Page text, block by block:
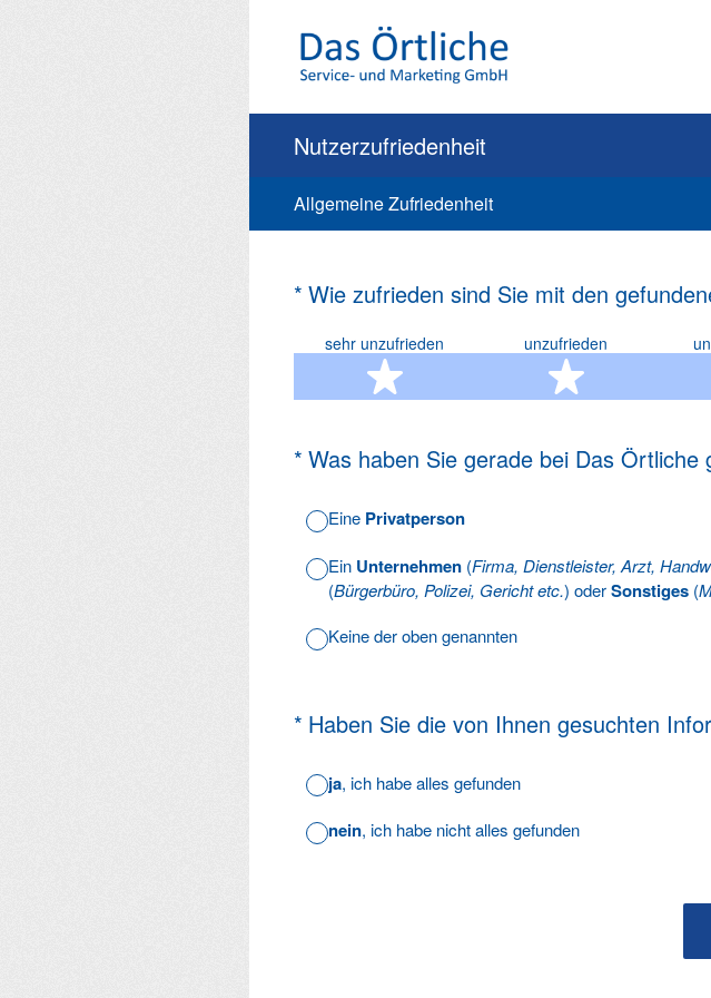
Nutzerzufriedenheit
Allgemeine Zufriedenheit
* Wie zufrieden sind Sie mit den
(Erforderlich.)
sehr unzufrieden
1 Stern
unzufrieden
2 Sterne
* Was haben Sie gerade bei Das Örtliche
(Erforderlich.)
Eine Privatperson
Ein Unternehmen (Firma, Dienstleister, Arzt,
(Bürgerbüro, Polizei, Gericht etc.) oderSonstiges (
Keine der oben genannten
* Haben Sie die von Ihnen gesuchten
(Erforderlich.)
ja, ich habe alles gefunden
nein, ich habe nicht alles gefunden